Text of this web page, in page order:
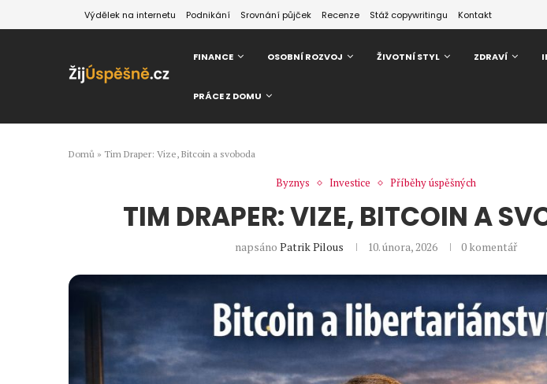
Výdělek na internetu Podnikání Srovnání půjček Recenze Stáž copywritingu Kontakt
FINANCE OSOBNÍ ROZVOJ ŽIVOTNÍ STYL ZDRAVÍ
PRÁCE Z DOMU
Domů » Tim Draper: Vize, Bitcoin a svoboda
Byznys Investice Příběhy úspěšných
TIM DRAPER: VIZE, BITCOIN A
napsáno Patrik Pilous 10. února, 2026 0 komentář